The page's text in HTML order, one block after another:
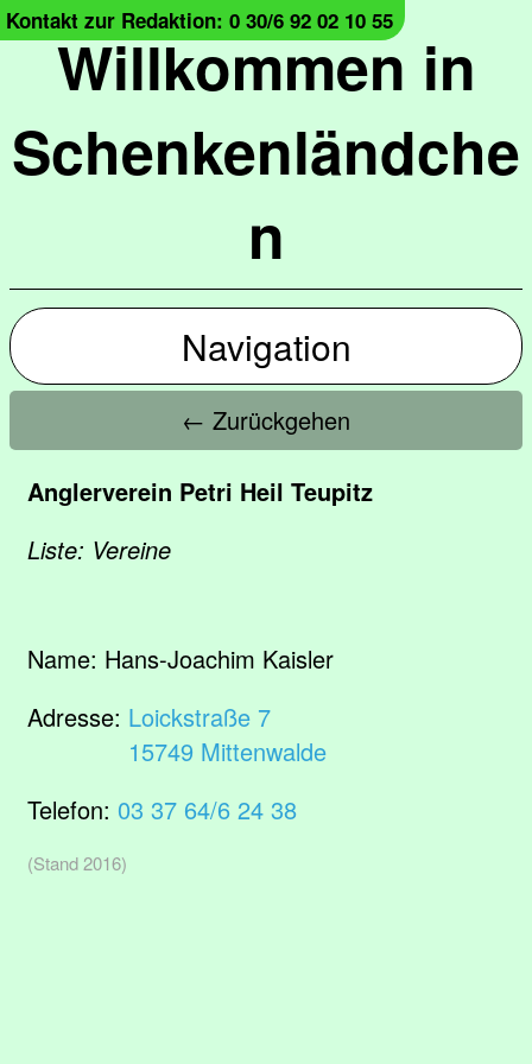
Willkommen in
Schenkenländche
n
Kontakt zur Redaktion: 0 30/6 92 02 10 55
Navigation
← Zurückgehen
Anglerverein Petri Heil Teupitz
Liste: Vereine
Name: Hans-Joachim Kaisler
Adresse: Loickstraße 7
15749 Mittenwalde
Telefon: 03 37 64/6 24 38
(Stand 2016)